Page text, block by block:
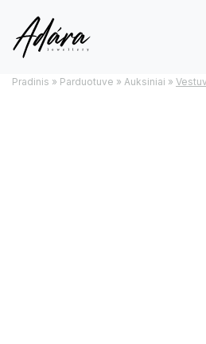
Pradinis » Parduotuve » Auksiniai »